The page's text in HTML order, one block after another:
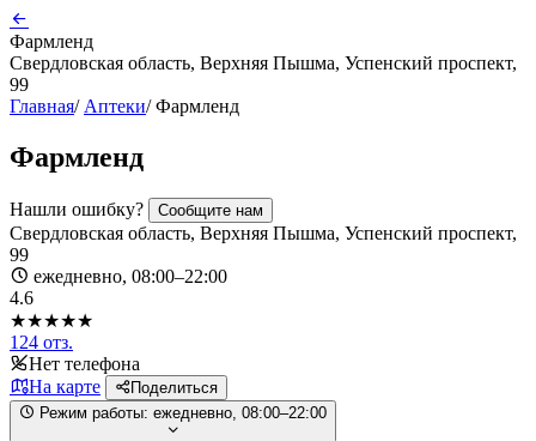
Фармленд
Свердловская область, Верхняя Пышма, Успенский проспект,
99
Главная/ Аптеки/ Фармленд
Фармленд
Нашли ошибку? Сообщите нам
Свердловская область, Верхняя Пышма, Успенский проспект,
99
ежедневно, 08:00–22:00
4.6
★★★★★
124 отз.
Нет телефона
На карте
Поделиться
Режим работы: ежедневно, 08:00–22:00